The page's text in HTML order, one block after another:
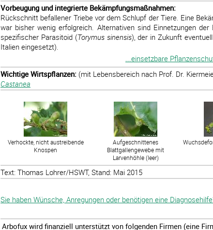
Vorbeugung und integrierte Bekämpfungsmaßnahmen:
Rückschnitt befallener Triebe vor dem Schlupf der Tiere. Eine
war bisher wenig erfolgreich. Alternativen sind Einnetzungen
spezifischer Parasitoid (Torymus sinensis), der in Zukunft
Italien eingesetzt).
...einsetzbare
Wichtige Wirtspflanzen: (mit Lebensbereich nach Prof. Dr.
Castanea
Verhockte, nicht austreibende
Knospen
Aufgeschnittenes
Blattgallengewebe mit
Larvenhöhle (leer)
Text: Thomas Lohrer/HSWT, Stand: Mai 2015
Sie haben Wünsche, Anregungen oder benötigen eine
Arbofux wird finanziell unterstützt von folgenden Firmen (eine